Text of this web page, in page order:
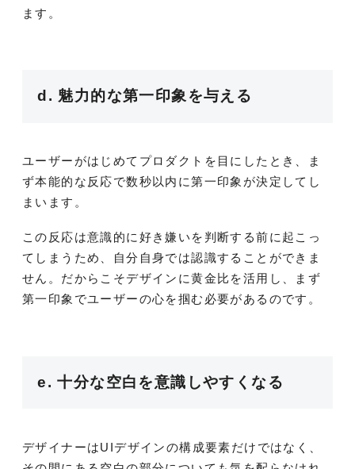
ます。
d. 魅力的な第一印象を与える
ユーザーがはじめてプロダクトを目にしたとき、ま
ず本能的な反応で数秒以内に第一印象が決定してし
まいます。
この反応は意識的に好き嫌いを判断する前に起こっ
てしまうため、自分自身では認識することができま
せん。だからこそデザインに黄金比を活用し、まず
第一印象でユーザーの心を掴む必要があるのです。
e. 十分な空白を意識しやすくなる
デザイナーはUIデザインの構成要素だけではなく、